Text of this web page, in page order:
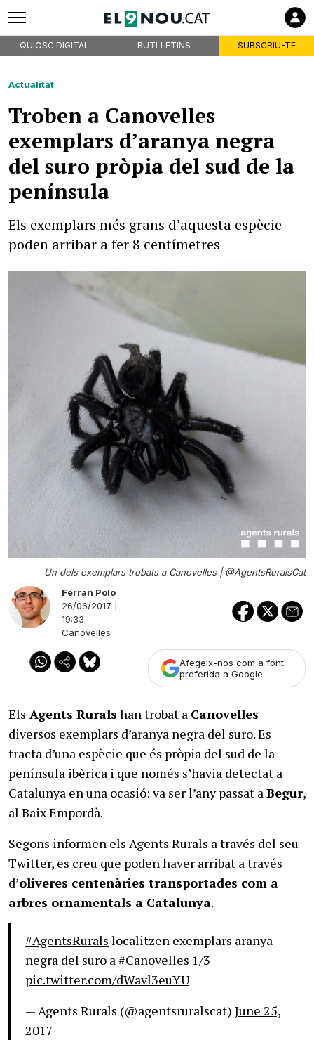
QUIOSC DIGITAL BUTLLETINS SUBSCRIU-TE
Actualitat
Troben a Canovelles
exemplars d’aranya negra
del suro pròpia del sud de la
península
Els exemplars més grans d’aquesta espècie
poden arribar a fer 8 centímetres
Un dels exemplars trobats a Canovelles |@AgentsRuralsCat
Ferran Polo
26/06/2017 |
19:33
Canovelles
Afegeix-nos com a font
preferida a Google
Els Agents Rurals han trobat a Canovelles
diversos exemplars d’aranya negra del suro. Es
tracta d’una espècie que és pròpia del sud de la
península ibèrica i que només s’havia detectat a
Catalunya en una ocasió: va ser l’any passat aBegur,
al Baix Empordà.
Segons informen els Agents Rurals a través del seu
Twitter, es creu que poden haver arribat a través
d’oliveres centenàries transportades com a
arbres ornamentals a Catalunya.
#AgentsRurals localitzen exemplars aranya
negra del suro a#Canovelles 1/3
pic.twitter.com/dWavl3euYU
— Agents Rurals (@agentsruralscat) June 25,
2017